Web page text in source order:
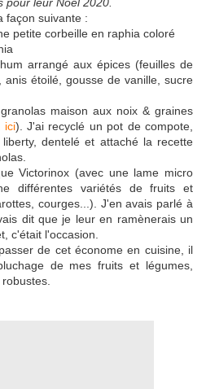
façon suivante :
petite corbeille en raphia coloré
arrangé aux épices (feuilles de
étoilé, gousse de vanille, sucre
maison aux noix & graines
ici). J'ai recyclé un pot de compote,
dentelé et attaché la recette
Victorinox (avec une lame micro
différentes variétés de fruits et
courges...). J'en avais parlé à
dit que je leur en ramènerais un
c'était l'occasion.
de cet économe en cuisine, il
de mes fruits et légumes,